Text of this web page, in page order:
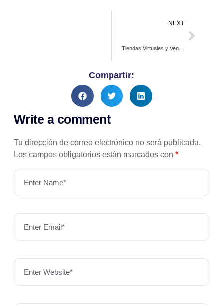
NEXT
Tiendas Virtuales y Ventas Digitales: Guía para Pymes en Colombia
Compartir:
Write a comment
Tu dirección de correo electrónico no será publicada.
Los campos obligatorios están marcados con *
Enter Name*
Enter Email*
Enter Website*